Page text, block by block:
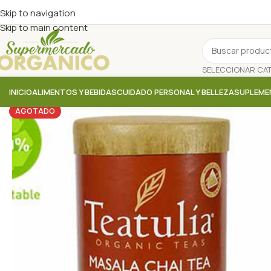
Skip to navigation
Skip to main content
INICIOALIMENTOS Y BEBIDASCUIDADO PERSONAL Y BELLEZA
AGOTADO